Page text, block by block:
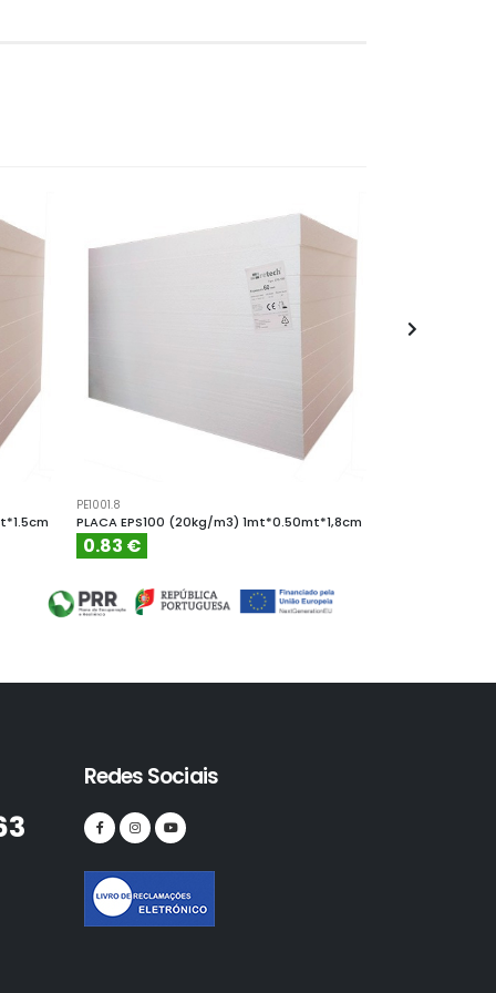
PE1001.8
PLACA EPS100 (20kg/m3) 1mt*0.50mt*1,8cm
0.83 €
Redes Sociais